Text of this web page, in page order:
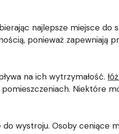
najlepsze miejsce do
ponieważ zapewniają
na ich wytrzymałość.
Niektóre
wystroju. Osoby ceniące